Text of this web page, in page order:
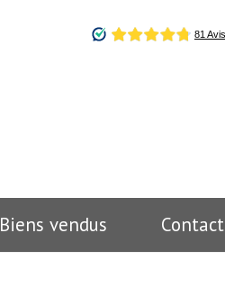
Biens vendus Contact